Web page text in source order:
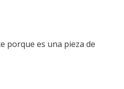
porque es una pieza de